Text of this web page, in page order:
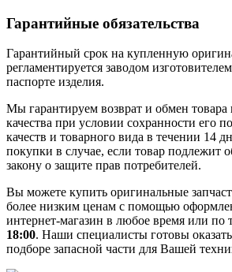
Гарантийные обязательства
Гарантийный срок на купленную
регламентируется заводом
паспорте изделия.
Мы гарантируем возврат и обмен товара
качества при условии сохранности его
качеств и товарного вида в течении 14
покупки в случае, если товар подлежит
закону о защите прав потребителей.
Вы можете купить оригинальные
более низким ценам с помощью
интернет-магазин в любое время или по
18:00. Наши специалисты готовы
подборе запасной части для Вашей